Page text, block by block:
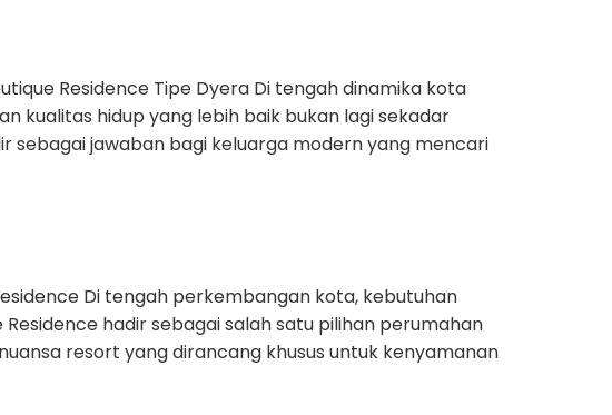
Residence Tipe Dyera Di tengah dinamika kota
kualitas hidup yang lebih baik bukan lagi sekadar
sebagai jawaban bagi keluarga modern yang mencari
Di tengah perkembangan kota, kebutuhan
hadir sebagai salah satu pilihan perumahan
resort yang dirancang khusus untuk kenyamanan